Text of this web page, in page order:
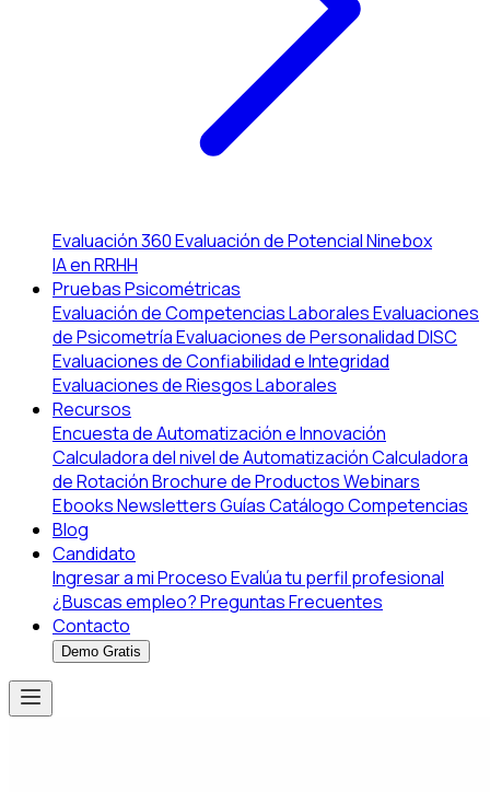
Evaluación 360Evaluación de PotencialNinebox
IA en RRHH
Pruebas Psicométricas
Evaluación de Competencias LaboralesEvaluaciones
de PsicometríaEvaluaciones de Personalidad DISC
Evaluaciones de Confiabilidad e Integridad
Evaluaciones de Riesgos Laborales
Recursos
Encuesta de Automatización e Innovación
Calculadora del nivel de AutomatizaciónCalculadora
de RotaciónBrochure de ProductosWebinars
EbooksNewslettersGuíasCatálogo Competencias
Blog
Candidato
Ingresar a mi ProcesoEvalúa tu perfil profesional
¿Buscas empleo?Preguntas Frecuentes
Contacto
Demo Gratis